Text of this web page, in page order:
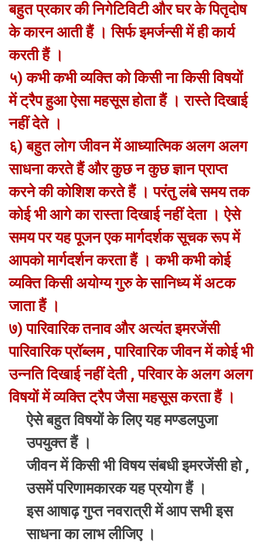
बहुत प्रकार की निगेटिविटी और घर के पितृदोष
के कारन आती हैं । सिर्फ इमर्जन्सी में ही कार्य
करती हैं ।
५) कभी कभी व्यक्ति को किसी ना किसी विषयों
में ट्रैप हुआ ऐसा महसूस होता हैं । रास्ते दिखाई
नहीं देते ।
६) बहुत लोग जीवन में आध्यात्मिक अलग अलग
साधना करते हैं और कुछ न कुछ ज्ञान प्राप्त
करने की कोशिश करते हैं । परंतु लंबे समय तक
कोई भी आगे का रास्ता दिखाई नहीं देता । ऐसे
समय पर यह पूजन एक मार्गदर्शक सूचक रूप में
आपको मार्गदर्शन करता हैं । कभी कभी कोई
व्यक्ति किसी अयोग्य गुरु के सानिध्य में अटक
जाता हैं ।
७) पारिवारिक तनाव और अत्यंत इमरजेंसी
पारिवारिक प्रॉब्लम , पारिवारिक जीवन में कोई भी
उन्नति दिखाई नहीं देती , परिवार के अलग अलग
विषयों में व्यक्ति ट्रैप जैसा महसूस करता हैं ।
ऐसे बहुत विषयों के लिए यह मण्डलपुजा
उपयुक्त हैं ।
जीवन में किसी भी विषय संबधी इमरजेंसी हो ,
उसमें परिणामकारक यह प्रयोग हैं ।
इस आषाढ़ गुप्त नवरात्री में आप सभी इस
साधना का लाभ लीजिए ।